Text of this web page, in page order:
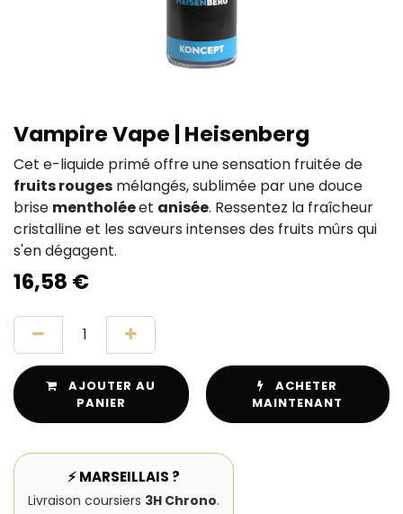
Vampire Vape | Heisenberg
Cet e-liquide primé offre une sensation fruitée de
fruits rouges mélangés, sublimée par une douce
brise mentholéeet anisée. Ressentez la fraîcheur
cristalline et les saveurs intenses des fruits mûrs qui
s'en dégagent.
16,58 €
AJOUTER AU
PANIER
ACHETER
MAINTENANT
⚡ MARSEILLAIS ?
Livraison coursiers 3H Chrono.